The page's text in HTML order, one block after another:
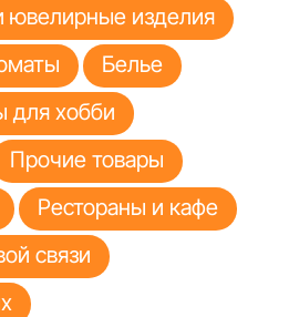
ювелирные изделия
Белье
для хобби
Прочие товары
Рестораны и кафе
связи